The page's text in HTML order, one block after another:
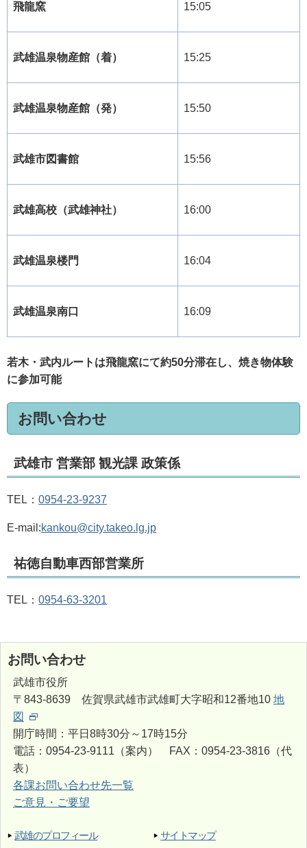
飛龍窯 15:05
武雄温泉物産館（着） 15:25
武雄温泉物産館（発） 15:50
武雄市図書館 15:56
武雄高校（武雄神社） 16:00
武雄温泉楼門 16:04
武雄温泉南口 16:09
若木・武内ルートは飛龍窯にて約50分滞在し、焼き物体験
に参加可能
お問い合わせ
武雄市 営業部 観光課 政策係
TEL： 0954-23-9237
E-mail:kankou@city.takeo.lg.jp
祐徳自動車西部営業所
TEL： 0954-63-3201
お問い合わせ
武雄市役所
〒843-8639 佐賀県武雄市武雄町大字昭和12番地10 地
図
開庁時間：平日8時30分～17時15分
電話：0954-23-9111（案内） FAX：0954-23-3816（代
表）
各課お問い合わせ先一覧
ご意見・ご要望
武雄のプロフィール サイトマップ